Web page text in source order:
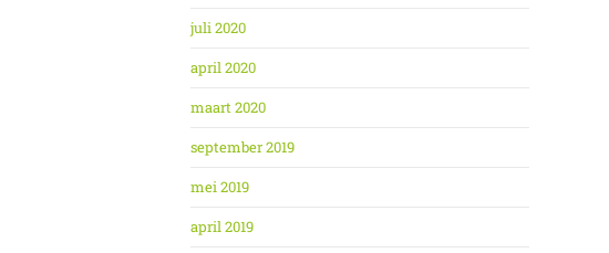
juli 2020
april 2020
maart 2020
september 2019
mei 2019
april 2019